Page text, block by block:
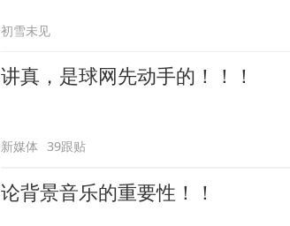
初雪未见
讲真，是球网先动手的！！！
新媒体 39跟贴
论背景音乐的重要性！！